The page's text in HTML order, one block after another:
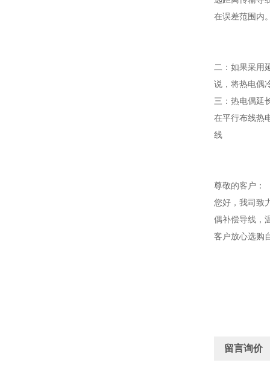
在误差范围内
二：如果采用
说，将热电偶
三：热电偶延
在平行布线热
线
尊敬的客户：
您好，我司致
偶补偿导线，
客户放心选购
留言询价